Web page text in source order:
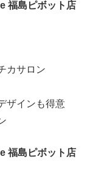
福島ピボット店
カサロン
ザインも得意
福島ピボット店